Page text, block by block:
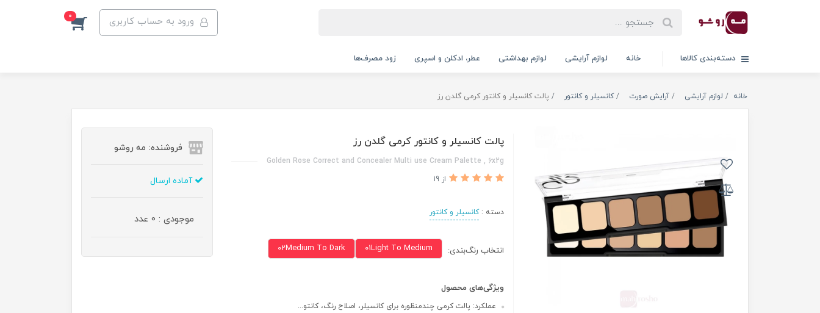
ورود به حساب کاربری 0
دسته‌بندی کالاها خانه لوازم آرایشی لوازم بهداشتی عطر، ادکلن و اسپری زود مصرف‌ها
خانه لوازم آرایشی آرایش صورت کانسیلر و کانتور پالت کانسیلر و کانتور کرمی گلدن رز
پالت کانسیلر و کانتور کرمی گلدن رز
Golden Rose Correct and Concealer Multi use Cream Palette , 6x2g
از 19
دسته :کانسیلر و کانتور
انتخاب رنگ‌بندی: 01Light To Medium
02Medium To Dark
ویژگی‌های محصول
عملکرد: پالت کرمی چندمنظوره برای کانسیلر، اصلاح رنگ، کانتو...
فروشنده: مه رو‌شو
آماده ارسال
موجودی : 0 عدد